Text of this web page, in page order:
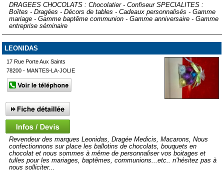
DRAGEES CHOCOLATS : Chocolatier - Confiseur SPECIALITES :
Boîtes - Dragées - Décors de tables - Cadeaux personnalisés - Gamme
mariage - Gamme baptême communion - Gamme anniversaire - Gamme
entreprise séminaire
LEONIDAS
17 Rue Porte Aux Saints
78200 - MANTES-LA-JOLIE
Revendeur des marques Leonidas, Dragée Medicis, Macarons, Nous
confectionnons sur place les ballotins de chocolats, bouquets en
chocolat et nous sommes à même de personnaliser vos boitages et
tulles pour les mariages, baptêmes, communions...etc.. n’hésitez pas à
nous solliciter...